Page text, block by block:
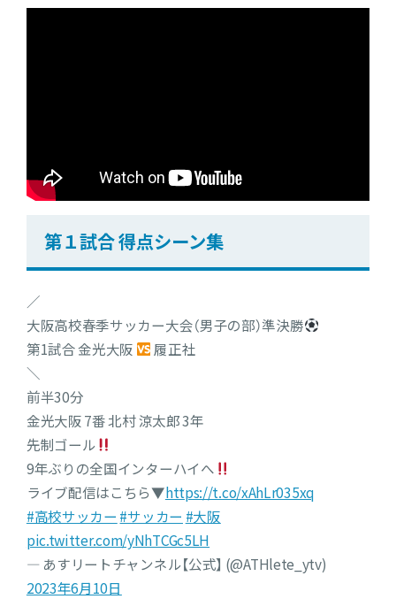
第１試合 得点シーン集
／
大阪高校春季サッカー大会（男子の部）準決勝
第1試合 金光大阪
履正社
＼
前半30分
金光大阪 7番 北村 涼太郎 3年
先制ゴール
9年ぶりの全国インターハイへ
ライブ配信はこちら▼https://t.co/xAhLr035xq
#高校サッカー #サッカー #大阪
pic.twitter.com/yNhTCGc5LH
— あすリートチャンネル【公式】 (@ATHlete_ytv)
2023年6月10日